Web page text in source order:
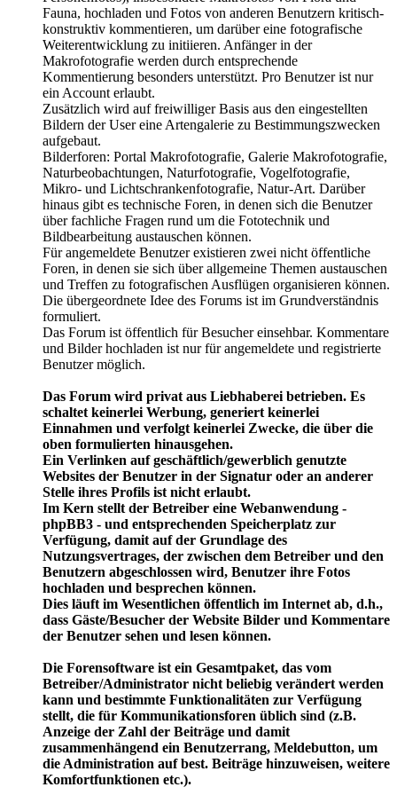
Fauna, hochladen und Fotos von anderen Benutzern kritisch-
konstruktiv kommentieren, um darüber eine fotografische
Weiterentwicklung zu initiieren. Anfänger in der
Makrofotografie werden durch entsprechende
Kommentierung besonders unterstützt. Pro Benutzer ist nur
ein Account erlaubt.
Zusätzlich wird auf freiwilliger Basis aus den eingestellten
Bildern der User eine Artengalerie zu Bestimmungszwecken
aufgebaut.
Bilderforen: Portal Makrofotografie, Galerie Makrofotografie,
Naturbeobachtungen, Naturfotografie, Vogelfotografie,
Mikro- und Lichtschrankenfotografie, Natur-Art. Darüber
hinaus gibt es technische Foren, in denen sich die Benutzer
über fachliche Fragen rund um die Fototechnik und
Bildbearbeitung austauschen können.
Für angemeldete Benutzer existieren zwei nicht öffentliche
Foren, in denen sie sich über allgemeine Themen austauschen
und Treffen zu fotografischen Ausflügen organisieren können.
Die übergeordnete Idee des Forums ist im Grundverständnis
formuliert.
Das Forum ist öffentlich für Besucher einsehbar. Kommentare
und Bilder hochladen ist nur für angemeldete und registrierte
Benutzer möglich.
Das Forum wird privat aus Liebhaberei betrieben. Es
schaltet keinerlei Werbung, generiert keinerlei
Einnahmen und verfolgt keinerlei Zwecke, die über die
oben formulierten hinausgehen.
Ein Verlinken auf geschäftlich/gewerblich genutzte
Websites der Benutzer in der Signatur oder an anderer
Stelle ihres Profils ist nicht erlaubt.
Im Kern stellt der Betreiber eine Webanwendung -
phpBB3 - und entsprechenden Speicherplatz zur
Verfügung, damit auf der Grundlage des
Nutzungsvertrages, der zwischen dem Betreiber und den
Benutzern abgeschlossen wird, Benutzer ihre Fotos
hochladen und besprechen können.
Dies läuft im Wesentlichen öffentlich im Internet ab, d.h.,
dass Gäste/Besucher der Website Bilder und Kommentare
der Benutzer sehen und lesen können.
Die Forensoftware ist ein Gesamtpaket, das vom
Betreiber/Administrator nicht beliebig verändert werden
kann und bestimmte Funktionalitäten zur Verfügung
stellt, die für Kommunikationsforen üblich sind (z.B.
Anzeige der Zahl der Beiträge und damit
zusammenhängend ein Benutzerrang, Meldebutton, um
die Administration auf best. Beiträge hinzuweisen, weitere
Komfortfunktionen etc.).